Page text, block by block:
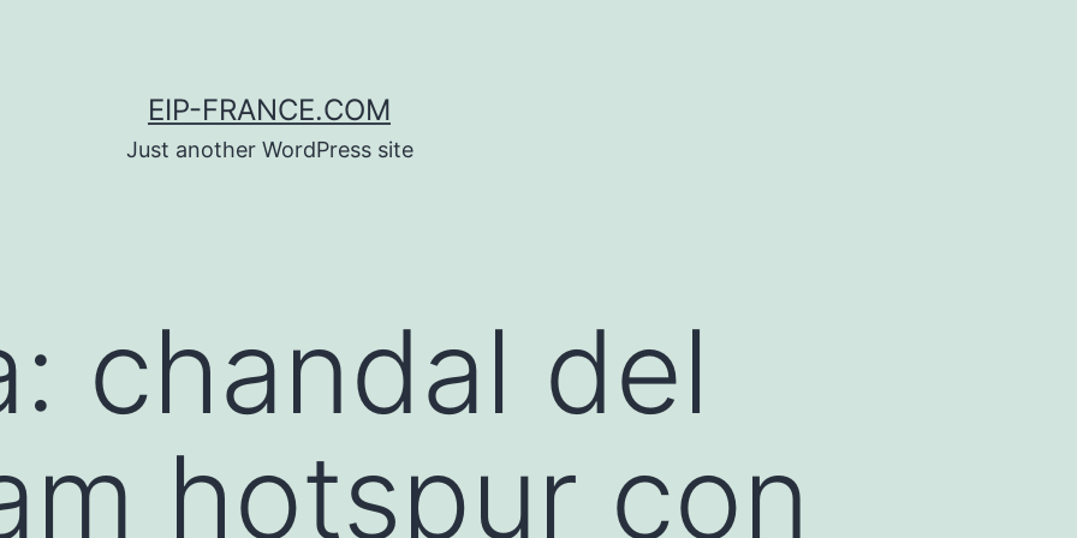
EIP-FRANCE.COM
Just another WordPress site
chandal del
hotspur con